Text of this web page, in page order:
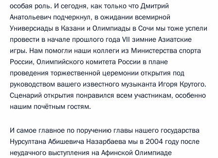
особая роль. И сегодня, как только что Дмитрий
Анатольевич подчеркнул, в ожидании всемирной
Универсиады в Казани и Олимпиады в Сочи мы тоже успели
провести в начале прошлого года VII зимние Азиатские
игры. Нам помогли наши коллеги из Министерства спорта
России, Олимпийского комитета России в плане
проведения торжественной церемонии открытия под
руководством вашего известного музыканта Игоря Крутого.
Сценарий открытия понравился всем участникам, особенно
нашим почётным гостям.
И самое главное по поручению главы нашего государства
Нурсултана Абишевича Назарбаева мы в 2004 году после
неудачного выступления на Афинской Олимпиаде